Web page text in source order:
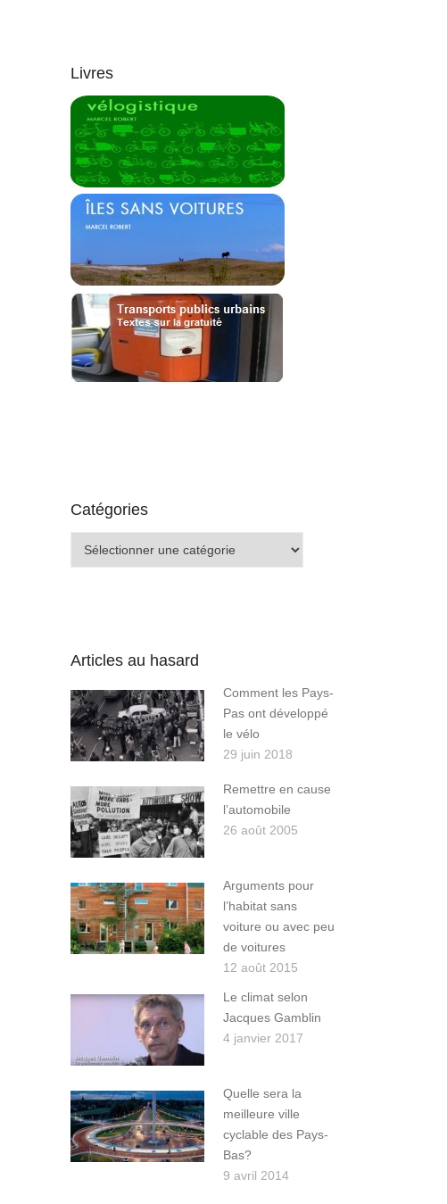
Livres
Catégories
Articles au hasard
Comment les Pays-
Pas ont développé
le vélo
29 juin 2018
Remettre en cause
l’automobile
26 août 2005
Arguments pour
l’habitat sans
voiture ou avec peu
de voitures
12 août 2015
Le climat selon
Jacques Gamblin
4 janvier 2017
Quelle sera la
meilleure ville
cyclable des Pays-
Bas?
9 avril 2014